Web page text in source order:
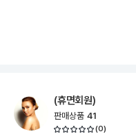
(휴면회원)
판매상품 41
(0)